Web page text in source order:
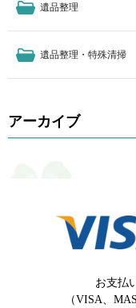
遺品整理
遺品整理・特殊清掃
アーカイブ
お支払
（VISA、